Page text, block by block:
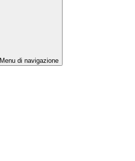
Menu di navigazione